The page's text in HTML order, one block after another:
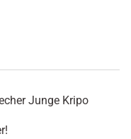
Junge Kripo